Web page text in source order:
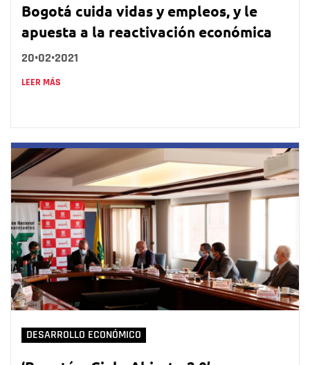
Bogotá cuida vidas y empleos, y le
apuesta a la reactivación económica
20•02•2021
LEER MÁS
DESARROLLO ECONÓMICO